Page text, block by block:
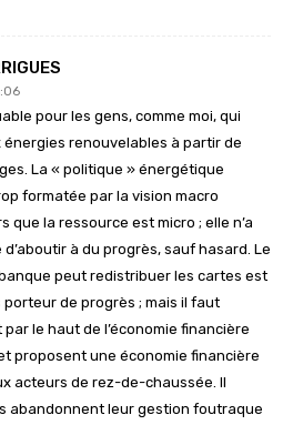
pour les gens, comme moi, qui
énergies renouvelables à partir de
La « politique » énergétique
formatée par la vision macro
que la ressource est micro ; elle n’a
à du progrès, sauf hasard. Le
peut redistribuer les cartes est
de progrès ; mais il faut
par le haut de l’économie financière
proposent une économie financière
acteurs de rez-de-chaussée. Il
abandonnent leur gestion foutraque